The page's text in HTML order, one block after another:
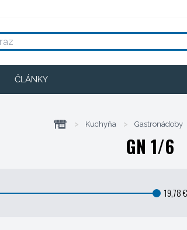
ČLÁNKY
> Kuchyňa > Gastronádoby
GN 1/6
19,78 €